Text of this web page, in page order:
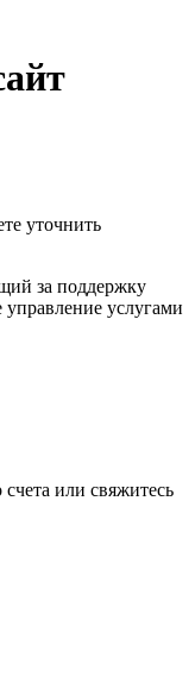
уточнить
за поддержку
управление услугами
счета или свяжитесь